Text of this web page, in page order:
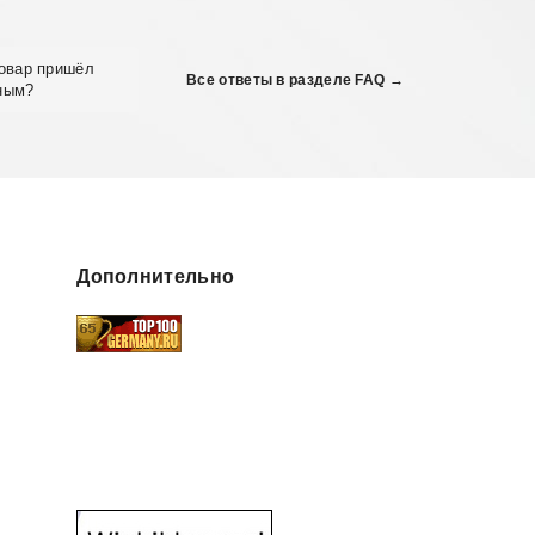
пришёл
Все ответы в разделе FAQ →
Дополнительно